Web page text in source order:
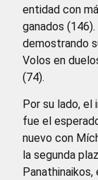
entidad con
ganados
demostrando
Volos en
(74).
Por su lado,
fue el
nuevo con
la segunda
Panathinaikos,